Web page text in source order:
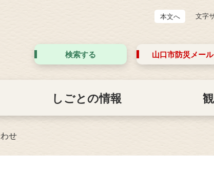
本文へ 文字
検索する 山口市防災 メール
しごとの情報
せ